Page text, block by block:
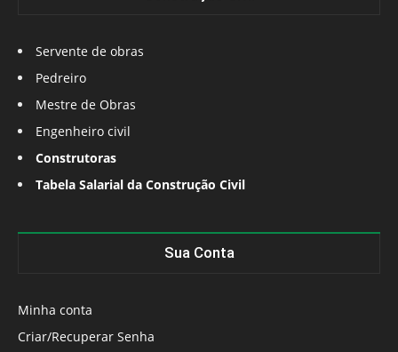
Servente de obras
Pedreiro
Mestre de Obras
Engenheiro civil
Construtoras
Tabela Salarial da Construção Civil
Sua Conta
Minha conta
Criar/Recuperar Senha